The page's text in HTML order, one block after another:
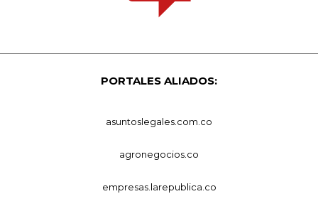
PORTALES ALIADOS:
asuntoslegales.com.co
agronegocios.co
empresas.larepublica.co